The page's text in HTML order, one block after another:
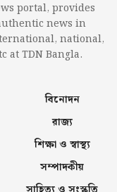
portal, provides
news in
national,
at TDN Bangla.
বিনোদন
রাজ্য
শিক্ষা ও স্বাস্থ্য
সম্পাদকীয়